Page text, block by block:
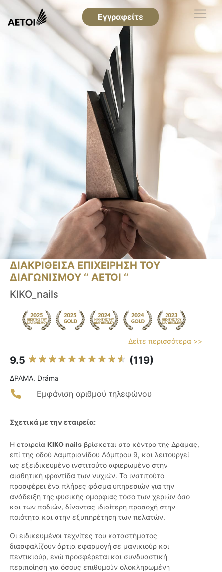
Εγγραφείτε
ΔΙΑΚΡΙΘΕΙΣΑ ΕΠΙΧΕΙΡΗΣΗ ΤΟΥ
ΔΙΑΓΩΝΙΣΜΟΥ ‘’ ΑΕΤΟΙ ‘’
KIKO_nails
Δείτε περισσότερα >>
9.5 (119)
ΔΡΑΜΑ, Dráma
Εμφάνιση αριθμού τηλεφώνου
Σχετικά με την εταιρεία:
Η εταιρεία KIKO nails βρίσκεται στο κέντρο της Δράμας,
επί της οδού Λαμπριανίδου Λάμπρου 9, και λειτουργεί
ως εξειδικευμένο ινστιτούτο αφιερωμένο στην
αισθητική φροντίδα των νυχιών. Το ινστιτούτο
προσφέρει ένα πλήρες φάσμα υπηρεσιών για την
ανάδειξη της φυσικής ομορφιάς τόσο των χεριών όσο
και των ποδιών, δίνοντας ιδιαίτερη προσοχή στην
ποιότητα και στην εξυπηρέτηση των πελατών.
Οι ειδικευμένοι τεχνίτες του καταστήματος
διασφαλίζουν άρτια εφαρμογή σε μανικιούρ και
πεντικιούρ, ενώ προσφέρεται και συνδυαστική
περιποίηση για όσους επιθυμούν ολοκληρωμένη